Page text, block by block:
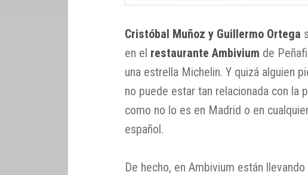
Cristóbal Muñoz y Guillermo Ortega
en el restaurante Ambivium de
una estrella Michelin. Y quizá alguien
no puede estar tan relacionada con la
como no lo es en Madrid o en
español.
De hecho, en Ambivium están